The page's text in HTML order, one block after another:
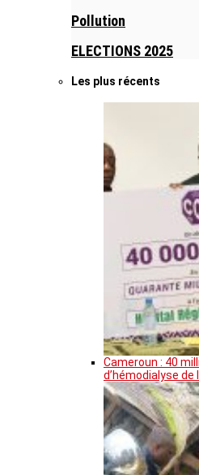
Pollution
ELECTIONS 2025
Les plus récents
Cameroun : 40
d’hémodialyse de